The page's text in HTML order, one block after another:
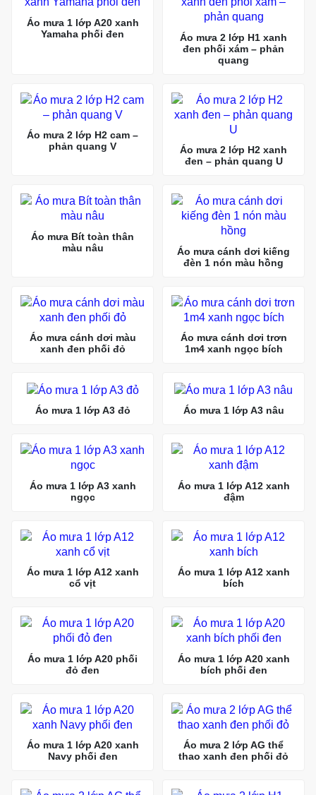
Áo mưa 1 lớp A20 xanh
Yamaha phối đen
Áo mưa 2 lớp H1 xanh
đen phối xám – phản
quang
Áo mưa 2 lớp H2 cam –
phản quang V
Áo mưa 2 lớp H2 xanh
đen – phản quang U
Áo mưa Bít toàn thân
màu nâu
Áo mưa cánh dơi kiếng
đèn 1 nón màu hồng
Áo mưa cánh dơi màu
xanh đen phối đỏ
Áo mưa cánh dơi trơn
1m4 xanh ngọc bích
Áo mưa 1 lớp A3 đỏ Áo mưa 1 lớp A3 nâu
Áo mưa 1 lớp A3 xanh
ngọc
Áo mưa 1 lớp A12 xanh
đậm
Áo mưa 1 lớp A12 xanh
cổ vịt
Áo mưa 1 lớp A12 xanh
bích
Áo mưa 1 lớp A20 phối
đỏ đen
Áo mưa 1 lớp A20 xanh
bích phối đen
Áo mưa 1 lớp A20 xanh
Navy phối đen
Áo mưa 2 lớp AG thể
thao xanh đen phối đỏ